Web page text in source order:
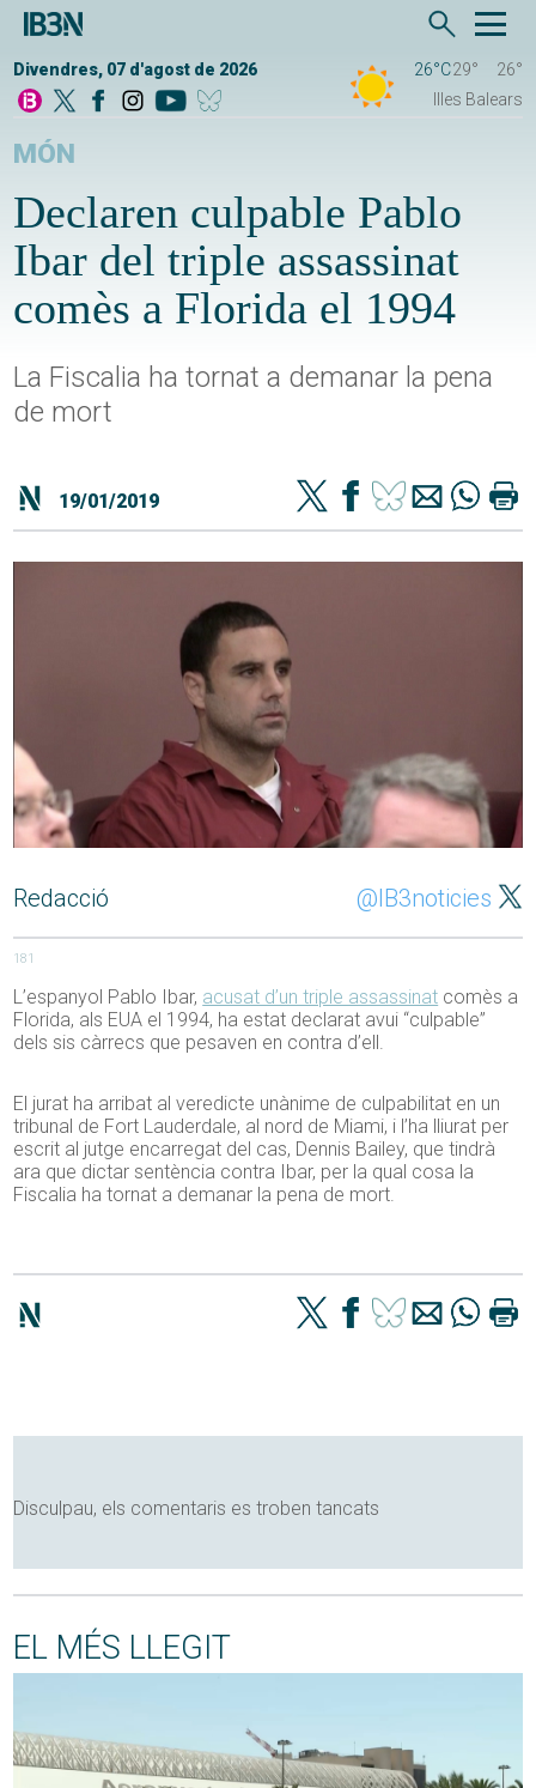
Divendres, 07 d'agost de 2026 26°C29°
26°
Illes Balears
MÓN
Declaren culpable Pablo
Ibar del triple assassinat
comès a Florida el 1994
La Fiscalia ha tornat a demanar la pena
de mort
19/01/2019
Redacció @IB3noticies
181
L’espanyol Pablo Ibar, acusat d’un triple assassinat comès a
Florida, als EUA el 1994, ha estat declarat avui “culpable”
dels sis càrrecs que pesaven en contra d’ell.
El jurat ha arribat al veredicte unànime de culpabilitat en un
tribunal de Fort Lauderdale, al nord de Miami, i l’ha lliurat per
escrit al jutge encarregat del cas, Dennis Bailey, que tindrà
ara que dictar sentència contra Ibar, per la qual cosa la
Fiscalia ha tornat a demanar la pena de mort.
Disculpau, els comentaris es troben tancats
EL MÉS LLEGIT